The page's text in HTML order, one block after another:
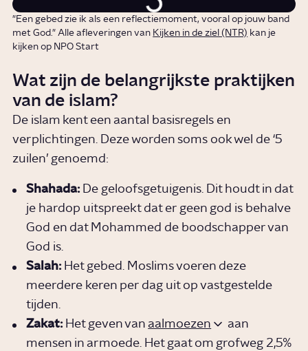
"Een gebed zie ik als een reflectiemoment, vooral op jouw band
met God." Alle afleveringen van Kijken in de ziel (NTR) kan je
kijken op NPO Start
Wat zijn de belangrijkste praktijken
van de islam?
De islam kent een aantal basisregels en
verplichtingen. Deze worden soms ook wel de ‘5
zuilen’ genoemd:
Shahada:De geloofsgetuigenis. Dit houdt in dat
je hardop uitspreekt dat er geen god is behalve
God en dat Mohammed de boodschapper van
God is.
Salah:Het gebed. Moslims voeren deze
meerdere keren per dag uit op vastgestelde
tijden.
Zakat:Het geven vanaalmoezen
aan
mensen in armoede. Het gaat om grofweg 2,5%